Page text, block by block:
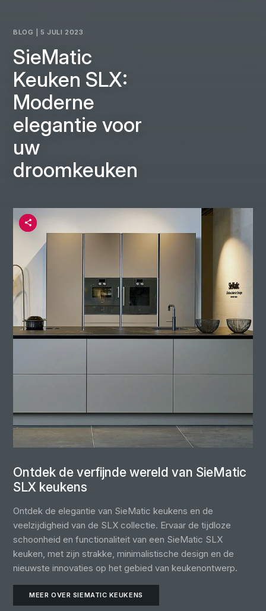
BLOG | 5 JULI 2023
SieMatic
Keuken SLX:
Moderne
elegantie voor
uw
droomkeuken
Ontdek de verfijnde wereld van SieMatic
SLX keukens
Ontdek de elegantie van SieMatic keukens en de
veelzijdigheid van de SLX collectie. Ervaar de tijdloze
schoonheid en functionaliteit van een SieMatic SLX
keuken, met zijn strakke, minimalistische design en de
nieuwste innovaties op het gebied van keukenontwerp.
MEER OVER SIEMATIC KEUKENS